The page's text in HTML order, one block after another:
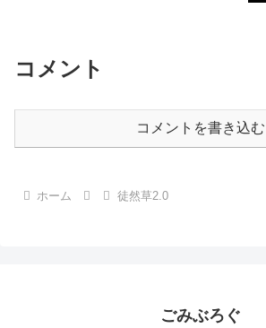
コメント
コメントを書き込む
ホーム 徒然草2.0
ごみぶろぐ